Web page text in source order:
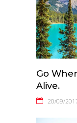
Go
Alive.
20/09/